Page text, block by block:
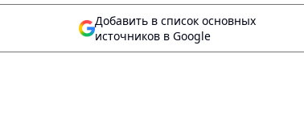
Добавить в список основных
источников в Google